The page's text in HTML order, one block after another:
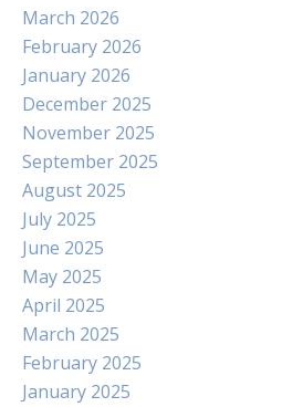
March 2026
February 2026
January 2026
December 2025
November 2025
September 2025
August 2025
July 2025
June 2025
May 2025
April 2025
March 2025
February 2025
January 2025